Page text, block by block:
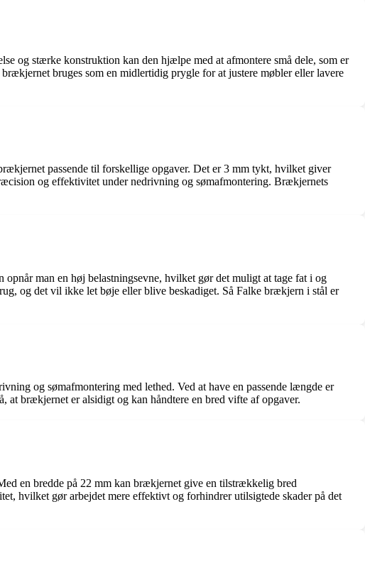
og stærke konstruktion kan den hjælpe med at afmontere små dele, som er
bruges som en midlertidig prygle for at justere møbler eller lavere
passende til forskellige opgaver. Det er 3 mm tykt, hvilket giver
og effektivitet under nedrivning og sømafmontering. Brækjernets
man en høj belastningsevne, hvilket gør det muligt at tage fat i og
og det vil ikke let bøje eller blive beskadiget. Så Falke brækjern i stål er
og sømafmontering med lethed. Ved at have en passende længde er
at brækjernet er alsidigt og kan håndtere en bred vifte af opgaver.
en bredde på 22 mm kan brækjernet give en tilstrækkelig bred
hvilket gør arbejdet mere effektivt og forhindrer utilsigtede skader på det